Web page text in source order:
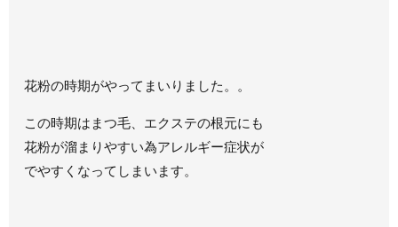
花粉の時期がやってまいりました。。
この時期はまつ毛、エクステの根元にも
花粉が溜まりやすい為アレルギー症状が
でやすくなってしまいます。